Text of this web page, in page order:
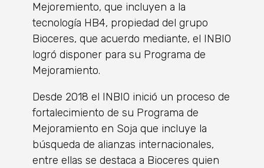
Mejoremiento, que incluyen a la
tecnología HB4, propiedad del grupo
Bioceres, que acuerdo mediante, el INBIO
logró disponer para su Programa de
Mejoramiento.
Desde 2018 el INBIO inició un proceso de
fortalecimiento de su Programa de
Mejoramiento en Soja que incluye la
búsqueda de alianzas internacionales,
entre ellas se destaca a Bioceres quien